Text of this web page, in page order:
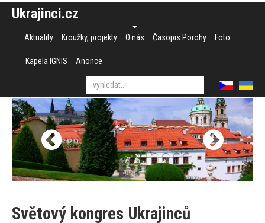
Ukrajinci.cz
Aktuality Kroužky, projekty O nás Časopis Porohy Foto
Kapela IGNIS Anonce
Světový kongres Ukrajinců